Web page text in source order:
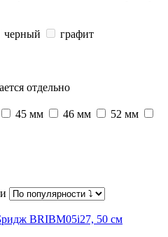
черный
графит
отдельно
45 мм 46 мм
52 мм